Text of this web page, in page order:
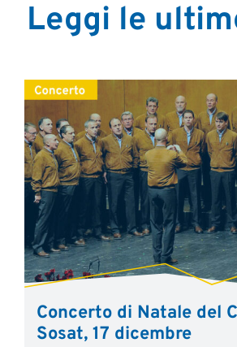
Leggi le
Concerto di Natale del
Sosat, 17 dicembre